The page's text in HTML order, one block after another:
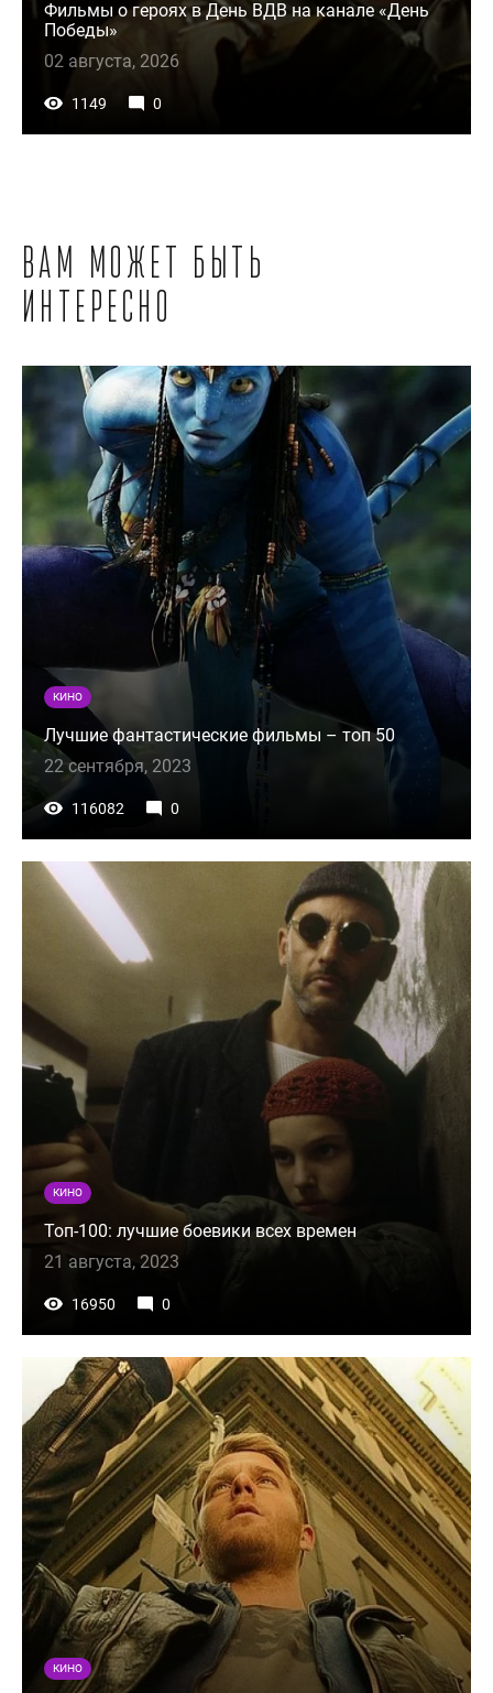
Фильмы о героях в День ВДВ на канале «День
Победы»
02 августа, 2026
1149 0
Вам может быть
интересно
КИНО
Лучшие фантастические фильмы – топ 50
22 сентября, 2023
116082 0
КИНО
Топ-100: лучшие боевики всех времен
21 августа, 2023
16950 0
КИНО